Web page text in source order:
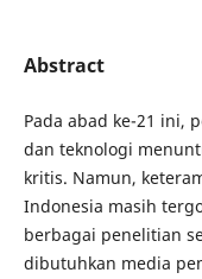
Abstract
Pada abad ke-21 ini,
dan teknologi
kritis. Namun,
Indonesia masih
berbagai penelitian
dibutuhkan media